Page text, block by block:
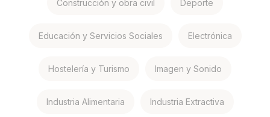
Construcción y obra civil Deporte
Educación y Servicios Sociales Electrónica
Hostelería y Turismo Imagen y Sonido
Industria Alimentaria Industria Extractiva